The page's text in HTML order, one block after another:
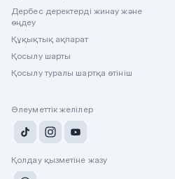
Дербес деректерді жинау және
өңдеу
Құқықтық ақпарат
Қосылу шарты
Қосылу туралы шартқа өтініш
Әлеуметтік желілер
Қолдау қызметіне жазу